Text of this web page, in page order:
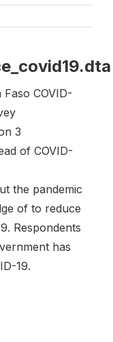
COVID-
3
of COVID-
the pandemic
of to reduce
Respondents
has
19.